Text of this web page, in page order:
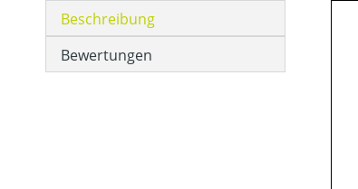
Beschreibung
Bewertungen